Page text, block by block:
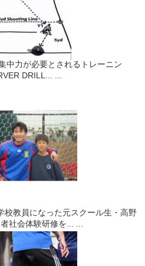
集中力が必要とされるトレーニン
DRILL... ...
校教員になった元スクール生・高野
社会体験研修を... ...